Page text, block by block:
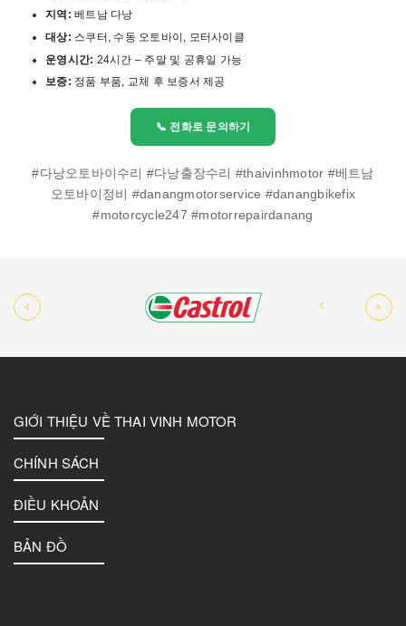
지역: 베트남 다낭
대상: 스쿠터, 수동 오토바이, 모터사이클
운영시간: 24시간 – 주말 및 공휴일 가능
보증: 정품 부품, 교체 후 보증서 제공
📞 전화로 문의하기
#다낭오토바이수리 #다낭출장수리 #thaivinhmotor #베트남
오토바이정비 #danangmotorservice #danangbikefix
#motorcycle247 #motorrepairdanang
GIỚI THIỆU VỀ THAI VINH MOTOR
CHÍNH SÁCH
ĐIỀU KHOẢN
BẢN ĐỒ